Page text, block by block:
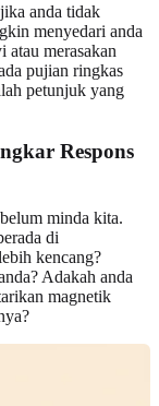
anda tidak
menyedari anda
atau merasakan
pujian ringkas
petunjuk yang
Respons
minda kita.
di
kencang?
Adakah anda
magnetik